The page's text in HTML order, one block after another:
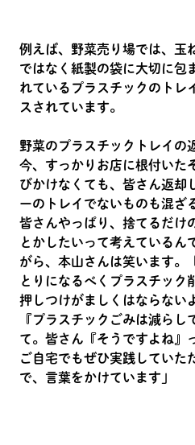
例えば、野菜売り場では、玉
ではなく紙製の袋に大切に包
れているプラスチックのトレ
スされています。
野菜のプラスチックトレイの
今、すっかりお店に根付いた
びかけなくても、皆さん返却
ーのトレイでないものも混ざ
皆さんやっぱり、捨てるだけ
とかしたいって考えているん
がら、本山さんは笑います。
とりになるべくプラスチック
押しつけがましくはならない
『プラスチックごみは減らし
て。皆さん『そうですよね』
ご自宅でもぜひ実践していた
で、言葉をかけています」